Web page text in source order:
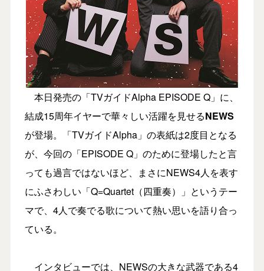
本日発売の「TVガイドAlpha EPISODE Q」に、
結成15周年イヤーで華々しい活躍を見せるNEWS
が登場。「TVガイドAlpha」の表紙は2度目となる
が、今回の「EPISODE Q」のために登場したと言
っても過言ではないほど、まさにNEWS4人を表す
にふさわしい「Q=Quartet（四重奏）」というテー
マで、4人で奏でる歌について熱い思いを語り合っ
ている。
インタビューでは、NEWSの大きな武器である4